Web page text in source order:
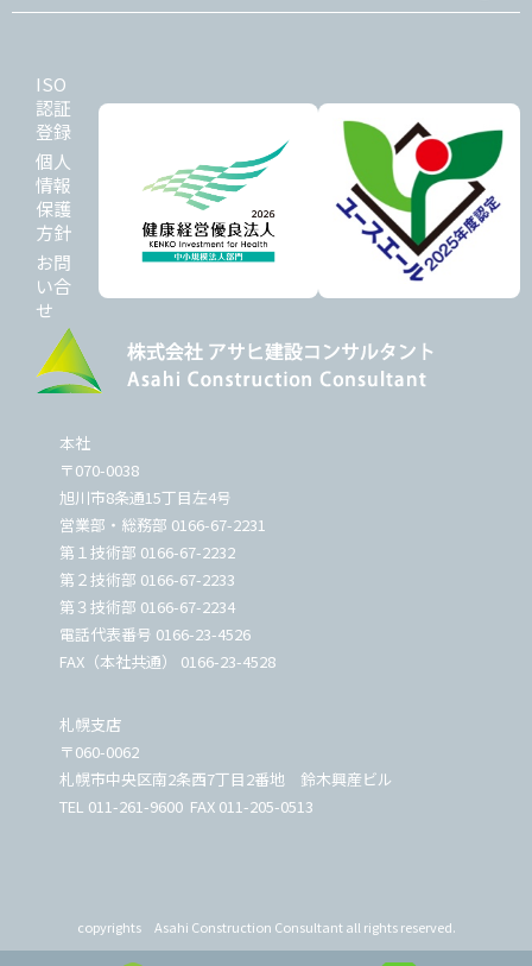
本社
〒070-0038
旭川市8条通15丁目左4号
営業部・総務部 0166-67-2231
第１技術部 0166-67-2232
第２技術部 0166-67-2233
第３技術部 0166-67-2234
電話代表番号 0166-23-4526
FAX（本社共通） 0166-23-4528
札幌支店
〒060-0062
札幌市中央区南2条西7丁目2番地 鈴木興産ビル
TEL 011-261-9600 FAX 011-205-0513
ISO
認証
登録
個人
情報
保護
方針
お問
い合
せ
copyrights Asahi Construction Consultant all rights reserved.